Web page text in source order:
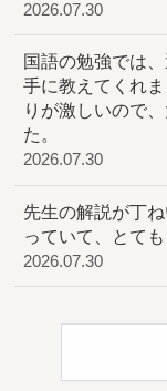
2026.07.30
国語の勉強では
手に教えてくれ
りが激しいので
た。
2026.07.30
先生の解説が丁
っていて、とても
2026.07.30